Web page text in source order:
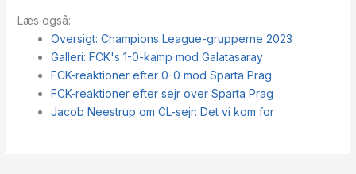
Læs også:
Oversigt: Champions League-grupperne 2023
Galleri: FCK's 1-0-kamp mod Galatasaray
FCK-reaktioner efter 0-0 mod Sparta Prag
FCK-reaktioner efter sejr over Sparta Prag
Jacob Neestrup om CL-sejr: Det vi kom for